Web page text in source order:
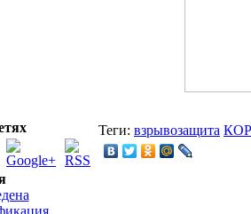
Теги: взрывозащита